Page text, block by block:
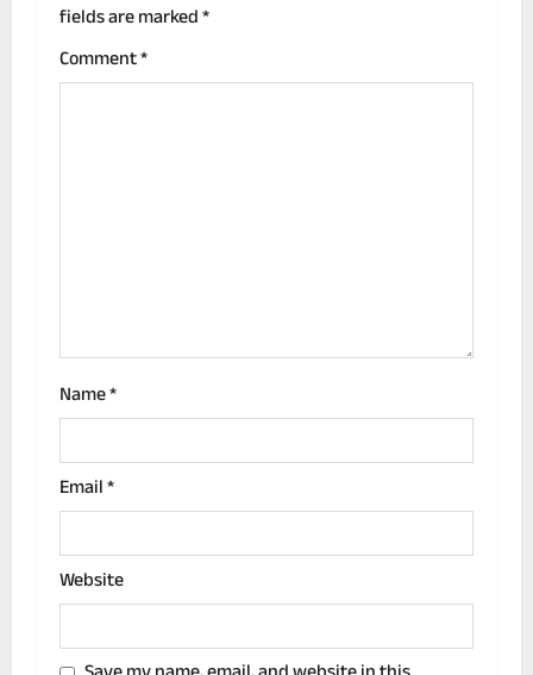
i
g
n
fields are marked*
Comment*
Name*
Email*
Website